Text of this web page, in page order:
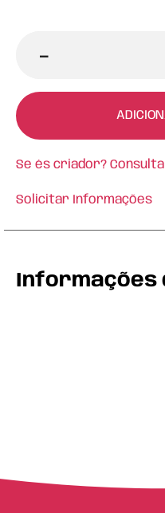
-
Se és criador?
Solicitar Informações
Informações